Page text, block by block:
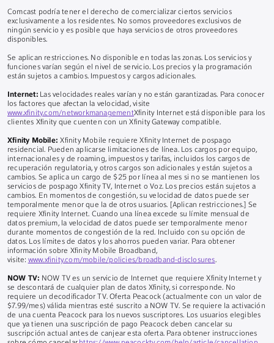
Comcast podría tener el derecho de comercializar ciertos servicios
exclusivamente a los residentes. No somos proveedores exclusivos de
ningún servicio y es posible que haya servicios de otros proveedores
disponibles.
Se aplican restricciones. No disponible en todas las zonas. Los servicios y
funciones varían según el nivel de servicio. Los precios y la programación
están sujetos a cambios. Impuestos y cargos adicionales.
Internet: Las velocidades reales varían y no están garantizadas. Para conocer
los factores que afectan la velocidad, visite
www.xfinity.com/networkmanagementXfinity Internet está disponible para los
clientes Xfinity que cuenten con un Xfinity Gateway compatible.
Xfinity Mobile: Xfinity Mobile requiere Xfinity Internet de pospago
residencial. Pueden aplicarse limitaciones de línea. Los cargos por equipo,
internacionales y de roaming, impuestos y tarifas, incluidos los cargos de
recuperación regulatoria, y otros cargos son adicionales y están sujetos a
cambios. Se aplica un cargo de $25 por línea al mes si no se mantienen los
servicios de pospago Xfinity TV, Internet o Voz. Los precios están sujetos a
cambios. En momentos de congestión, su velocidad de datos puede ser
temporalmente menor que la de otros usuarios. [Aplican restricciones.] Se
requiere Xfinity Internet. Cuando una línea excede su límite mensual de
datos premium, la velocidad de datos puede ser temporalmente menor
durante momentos de congestión de la red. Incluido con su opción de
datos. Los límites de datos y los ahorros pueden variar. Para obtener
información sobre Xfinity Mobile Broadband,
visite: www.xfinity.com/mobile/policies/broadband-disclosures.
NOW TV: NOW TV es un servicio de Internet que requiere Xfinity Internet y
se descontará de cualquier plan de datos Xfinity, si corresponde. No
requiere un decodificador TV. Oferta Peacock (actualmente con un valor de
$7.99/mes) válida mientras esté suscrito a NOW TV. Se requiere la activación
de una cuenta Peacock para los nuevos suscriptores. Los usuarios elegibles
que ya tienen una suscripción de pago Peacock deben cancelar su
suscripción actual antes de canjear esta oferta. Para obtener instrucciones